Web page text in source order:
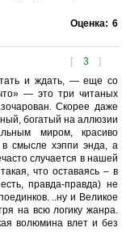
Оценка: 6
[ 3 ]
и ждать, — еще со
— это три читаных
Скорее даже
богатый на аллюзии
миром, красиво
смысле хэппи энда, а
случается в нашей
что оставаясь – в
правда-правда) не
..ну и Великое
на всю логику жанра.
волюмина влет и без